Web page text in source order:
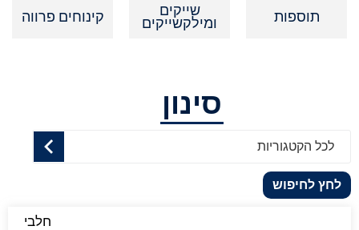
תוספות שייקים
ומילקשייקים קינוחים פרווה
סינון
לכל הקטגוריות
לחץ לחיפוש
חלבי